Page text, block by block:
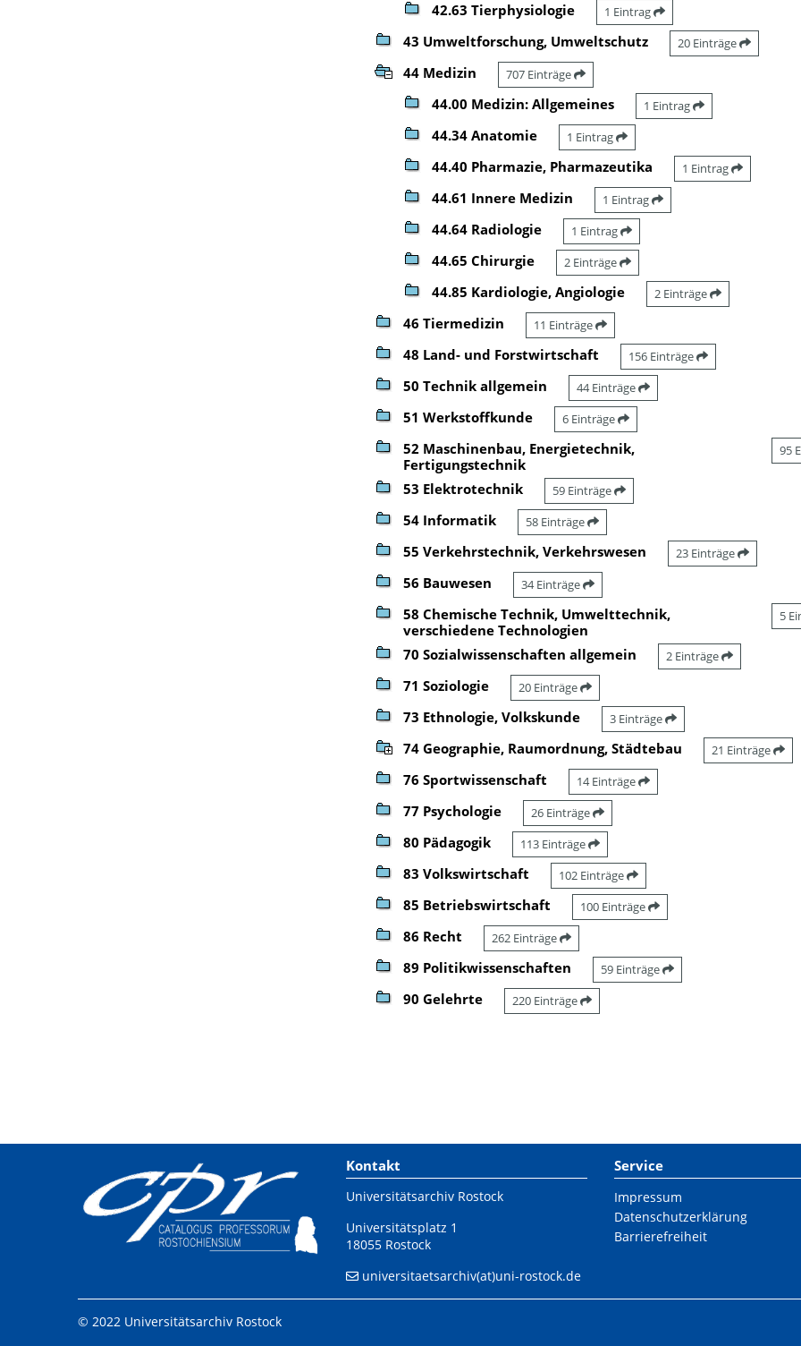
42.63 Tierphysiologie 1 Eintrag
43 Umweltforschung, Umweltschutz 20 Einträge
44 Medizin 707 Einträge
44.00 Medizin: Allgemeines 1 Eintrag
44.34 Anatomie 1 Eintrag
44.40 Pharmazie, Pharmazeutika 1 Eintrag
44.61 Innere Medizin 1 Eintrag
44.64 Radiologie 1 Eintrag
44.65 Chirurgie 2 Einträge
44.85 Kardiologie, Angiologie 2 Einträge
46 Tiermedizin 11 Einträge
48 Land- und Forstwirtschaft 156 Einträge
50 Technik allgemein 44 Einträge
51 Werkstoffkunde 6 Einträge
52 Maschinenbau, Energietechnik,
Fertigungstechnik
95
53 Elektrotechnik 59 Einträge
54 Informatik 58 Einträge
55 Verkehrstechnik, Verkehrswesen 23 Einträge
56 Bauwesen 34 Einträge
58 Chemische Technik, Umwelttechnik,
verschiedene Technologien
5
70 Sozialwissenschaften allgemein 2 Einträge
71 Soziologie 20 Einträge
73 Ethnologie, Volkskunde 3 Einträge
74 Geographie, Raumordnung, Städtebau 21 Einträge
76 Sportwissenschaft 14 Einträge
77 Psychologie 26 Einträge
80 Pädagogik 113 Einträge
83 Volkswirtschaft 102 Einträge
85 Betriebswirtschaft 100 Einträge
86 Recht 262 Einträge
89 Politikwissenschaften 59 Einträge
90 Gelehrte 220 Einträge
Kontakt
Universitätsarchiv Rostock
Universitätsplatz 1
18055 Rostock
universitaetsarchiv(at)uni-rostock.de
Service
Impressum
Datenschutzerklärung
Barrierefreiheit
© 2022 Universitätsarchiv Rostock